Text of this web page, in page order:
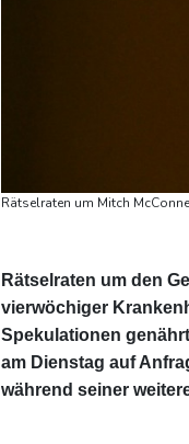
Rätselraten um Mitch
Rätselraten um den
vierwöchiger
Spekulationen
am Dienstag auf
während seiner